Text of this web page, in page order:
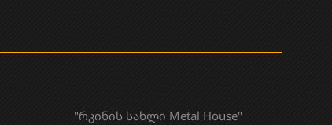
"რკინის სახლი Metal House"